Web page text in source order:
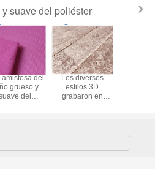
suave del poliéster
amistosa del
grueso y
del
poliéster
Los diversos
estilos 3D
grabaron en
cubierta del sofá
grabó en
grueso y